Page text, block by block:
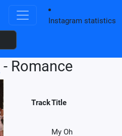
Instagram statistics
- Romance
TrackTitle
My Oh